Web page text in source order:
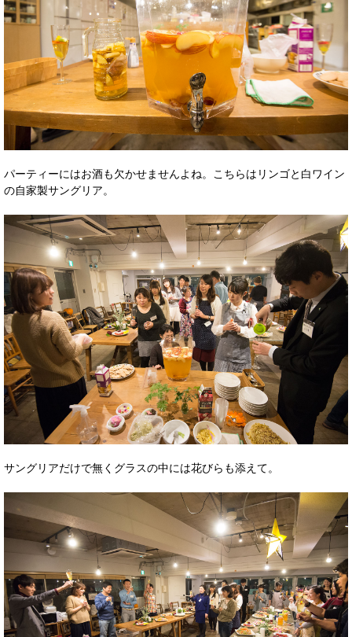
パーティーにはお酒も欠かせませんよね。こちらはリンゴと白ワイン
の自家製サングリア。
サングリアだけで無くグラスの中には花びらも添えて。